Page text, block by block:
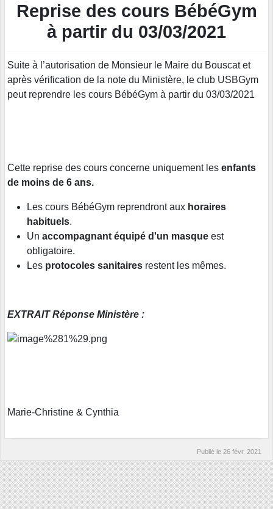
Reprise des cours BébéGym
à partir du 03/03/2021
Suite à l’autorisation de Monsieur le Maire du Bouscat et
après vérification de la note du Ministère, le club USBGym
peut reprendre les cours BébéGym à partir du 03/03/2021
Cette reprise des cours concerne uniquement les enfants
de moins de 6 ans.
Les cours BébéGym reprendront aux horaires
habituels.
Un accompagnant équipé d'un masque est
obligatoire.
Les protocoles sanitaires restent les mêmes.
EXTRAIT Réponse Ministère :
Marie-Christine & Cynthia
Publié le 26 févr. 2021